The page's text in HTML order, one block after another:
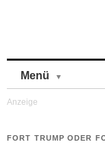
Menü
FORT TRUMP ODER